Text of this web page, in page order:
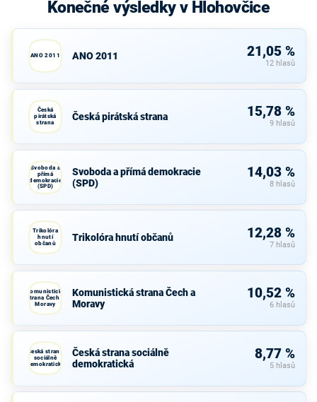
Konečné výsledky v Hlohovčice
ANO 2011 ANO 2011 21,05 %
12 hlasů
Česká
pirátská
strana
Česká pirátská strana 15,78 %
9 hlasů
Svoboda a
přímá
demokracie
(SPD)
Svoboda a přímá demokracie
(SPD)
14,03 %
8 hlasů
Trikolóra
hnutí
občanů
Trikolóra hnutí občanů 12,28 %
7 hlasů
Komunistická
strana Čech a
Moravy
Komunistická strana Čech a
Moravy
10,52 %
6 hlasů
Česká strana
sociálně
demokratická
Česká strana sociálně
demokratická
8,77 %
5 hlasů